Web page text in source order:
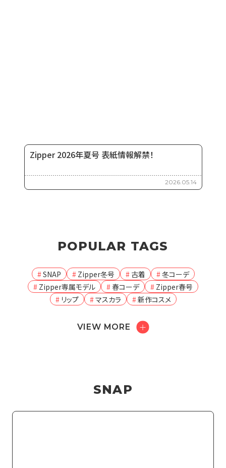
Zipper 2026年夏号 表紙情報解禁！
2026.05.14
POPULAR TAGS
SNAP Zipper冬号 古着
冬コーデ
Zipper専属モデル
春コーデ
Zipper春号
リップ
マスカラ 新作コスメ
VIEW MORE
SNAP